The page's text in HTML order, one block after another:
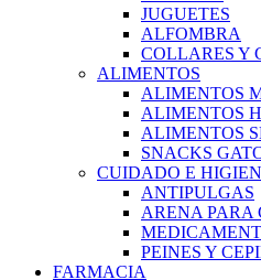
JUGUETES
ALFOMBRA
COLLARES Y
ALIMENTOS
ALIMENTOS
ALIMENTOS
ALIMENTOS
SNACKS
CUIDADO E
ANTIPULGAS
ARENA PARA
PEINES Y
FARMACIA